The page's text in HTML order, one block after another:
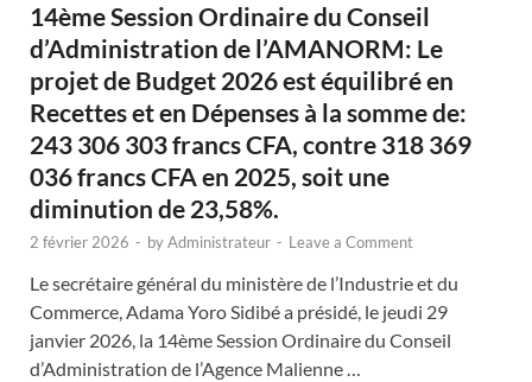
14ème Session Ordinaire du Conseil
d’Administration de l’AMANORM: Le
projet de Budget 2026 est équilibré en
Recettes et en Dépenses à la somme de:
243 306 303 francs CFA, contre 318 369
036 francs CFA en 2025, soit une
diminution de 23,58%.
2 février 2026 - byAdministrateur - Leave a Comment
Le secrétaire général du ministère de l’Industrie et du
Commerce, Adama Yoro Sidibé a présidé, le jeudi 29
janvier 2026, la 14ème Session Ordinaire du Conseil
d’Administration de l’Agence Malienne …